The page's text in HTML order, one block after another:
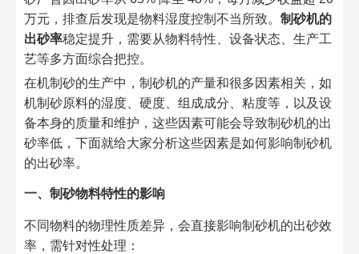
万元，排查后发现是物料湿度控制不当所致。 制砂机的
出砂率稳定提升，需要从物料特性、设备状态、生产工
艺等多方面综合把控。​
在机制砂的生产中，制砂机的产量和很多因素相关，如
机制砂原料的湿度、硬度、组成成分、粘度等，以及设
备本身的质量和维护，这些因素可能会导致制砂机的出
砂率低，下面就给大家分析这些因素是如何影响制砂机
的出砂率。​
一、制砂物料特性的影响​
不同物料的物理性质差异，会直接影响制砂机的出砂效
率，需针对性处理：​